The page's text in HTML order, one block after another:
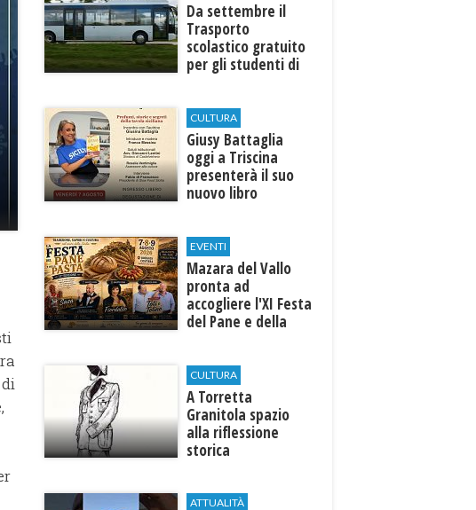
Da settembre il
Trasporto
scolastico gratuito
per gli studenti di
CULTURA
Giusy Battaglia
oggi a Triscina
presenterà il suo
nuovo libro
EVENTI
Mazara del Vallo
pronta ad
accogliere l'XI Festa
del Pane e della
CULTURA
​A Torretta
Granitola spazio
alla riflessione
storica
ATTUALITÀ